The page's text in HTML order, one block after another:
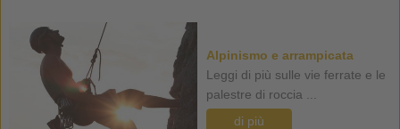
Alpinismo e arrampicata
Leggi di più sulle vie ferrate e le
palestre di roccia ...
di più